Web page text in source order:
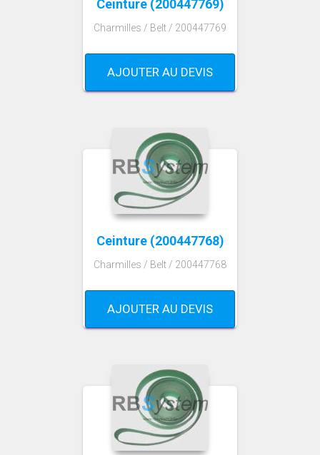
Ceinture (200447769)
Charmilles / Belt / 200447769
AJOUTER AU DEVIS
Ceinture (200447768)
Charmilles / Belt / 200447768
AJOUTER AU DEVIS